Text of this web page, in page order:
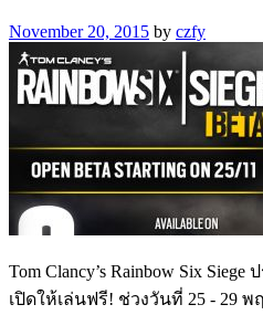
November 20, 2015 by czfy
Tom Clancy’s Rainbow Six
เปิดให้เล่นฟรี! ช่วงวันที่ 25 - 29